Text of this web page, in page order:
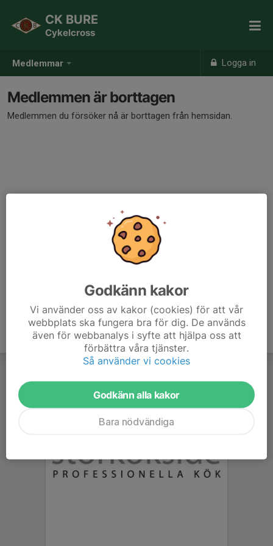
Medlemmar Logga in
CK BURE
Cykelcross
Medlemmen är borttagen
Medlemmen du försöker nå är borttagen från hemsidan.
Godkänn kakor
Vi använder oss av kakor (cookies) för att vår
webbplats ska fungera bra för dig. De används
även för webbanalys i syfte att hjälpa oss att
förbättra våra tjänster.
Så använder vi cookies
Godkänn alla kakor
Bara nödvändiga